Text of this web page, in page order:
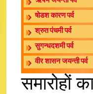
षोडश कारण पर्व
श्रुत पंचमी पर्व
सुगन्धदशमी पर्व
वीर शासन जयन्ती पर्व
समारोहों